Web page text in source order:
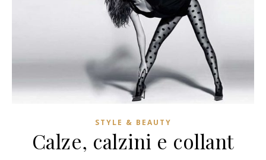
STYLE & BEAUTY
Calze, calzini e collant